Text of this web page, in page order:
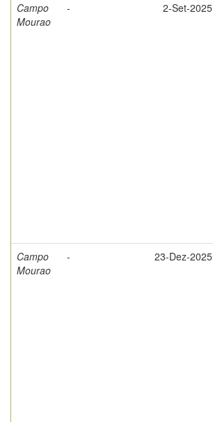
Campo
Mourao
- 2-Set-2025
Campo
Mourao
- 23-Dez-2025